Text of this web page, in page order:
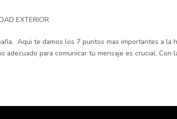
EXTERIOR
Aqui te damos los 7 puntos mas importantes a la
para comunicar tu mensaje es crucial. Con